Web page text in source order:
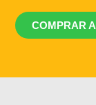
COMPRAR